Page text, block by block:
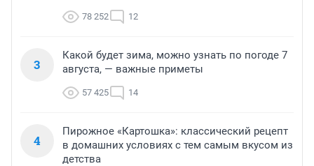
78 252 12
3
Какой будет зима, можно узнать по погоде 7
августа, — важные приметы
57 425 14
4
Пирожное «Картошка»: классический рецепт
в домашних условиях с тем самым вкусом из
детства